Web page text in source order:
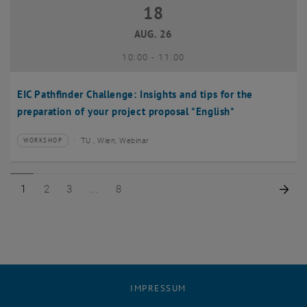
EIC Pathfinder Challenge: Insights and tips for the
preparation of your project proposal *English*
18 August 2026
18
AUG. 26
10:00- bis
11:00
Veranstaltungstyp:
WORKSHOP
Veranstaltungsort:TU , Wien, Webinar
Seite 1 von 8
1 Seite 2 von 8
2 Seite 3 von 8
3 Seite 8 von 8
8
IMPRESSUM